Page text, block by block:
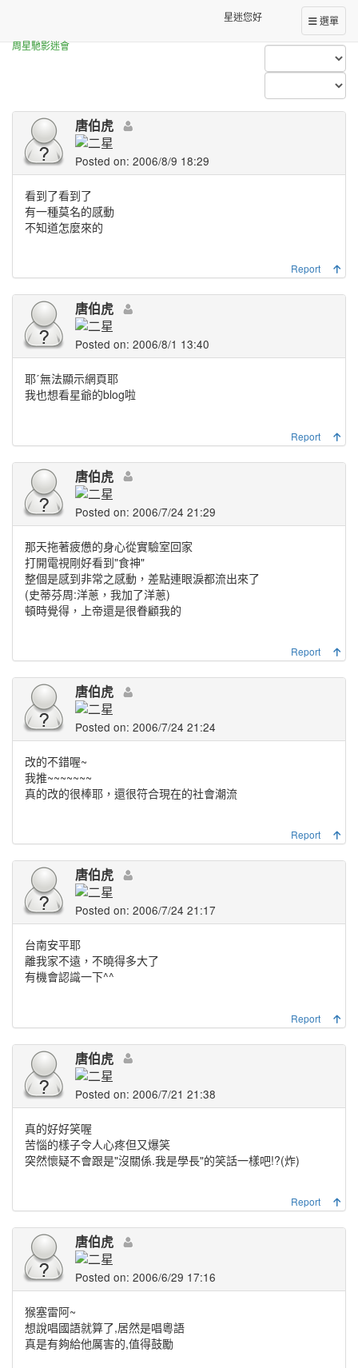
選單
星迷您好
周星馳影迷會
唐伯虎
Posted on: 2006/8/9 18:29
看到了看到了
有一種莫名的感動
不知道怎麼來的
Report
唐伯虎
Posted on: 2006/8/1 13:40
耶ˊ無法顯示網頁耶
我也想看星爺的blog啦
Report
唐伯虎
Posted on: 2006/7/24 21:29
那天拖著疲憊的身心從實驗室回家
打開電視剛好看到"食神"
整個是感到非常之感動，差點連眼淚都流出來了
(史蒂芬周:洋蔥，我加了洋蔥)
頓時覺得，上帝還是很眷顧我的
Report
唐伯虎
Posted on: 2006/7/24 21:24
改的不錯喔~
我推~~~~~~~
真的改的很棒耶，還很符合現在的社會潮流
Report
唐伯虎
Posted on: 2006/7/24 21:17
台南安平耶
離我家不遠，不曉得多大了
有機會認識一下^^
Report
唐伯虎
Posted on: 2006/7/21 21:38
真的好好笑喔
苦惱的樣子令人心疼但又爆笑
突然懷疑不會跟是"沒關係.我是學長"的笑話一樣吧!?(炸)
Report
唐伯虎
Posted on: 2006/6/29 17:16
猴塞雷阿~
想說唱國語就算了,居然是唱粵語
真是有夠給他厲害的,值得鼓勵